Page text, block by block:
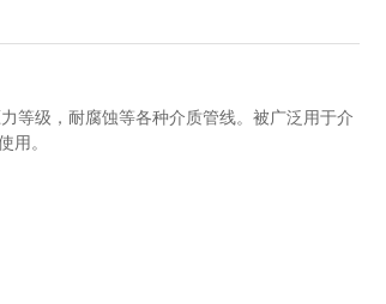
等级，耐腐蚀等各种介质管线。被广泛用于介
用。